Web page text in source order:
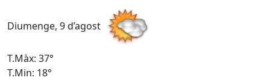
Diumenge, 9 d’agost
T.Màx: 37°
T.Min: 18°